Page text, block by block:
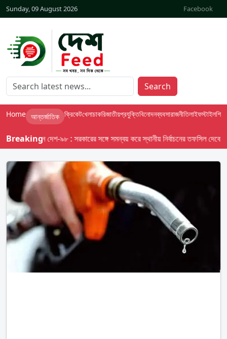
Sunday, 09 August 2026 Facebook
Search
Home আন্তর্জাতিক ক্রিকেটখেলাচাকরিজাতীয়প্রযুক্তিবিনোদনব্যবসারাজনীতিলাইফস্টাইলশিক্ষা
Breaking
বাসস দেশ-৯৮ : সরকারের সঙ্গে সমন্বয় করে স্থানীয় নির্বাচনের তফসিল দেবে